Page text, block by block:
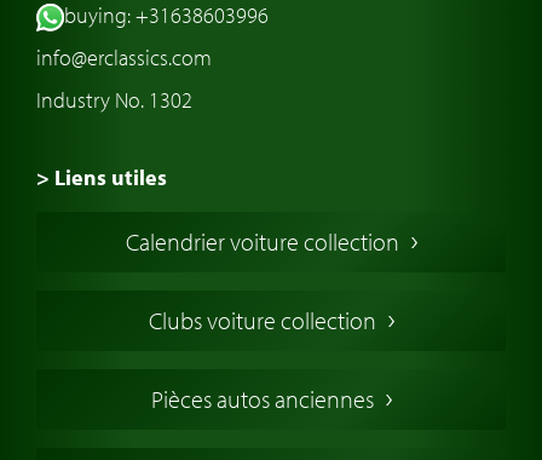
buying: +31638603996
info@erclassics.com
Industry No. 1302
> Liens utiles
Voiture Collection Europe
Voitures Anglaises
Voitures Allemandes
Calendrier voiture collection
Clubs voiture collection
Pièces autos anciennes